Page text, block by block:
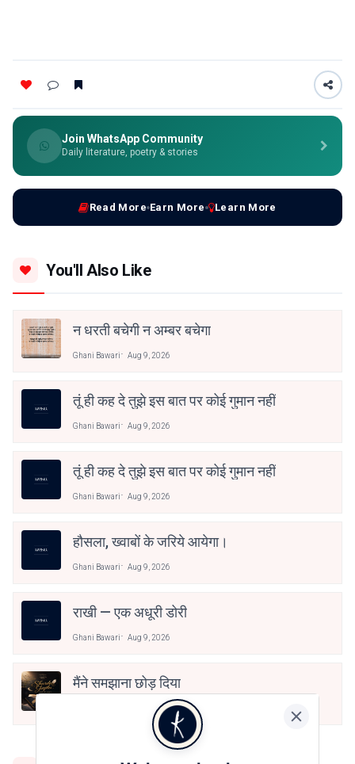
Join WhatsApp Community
Daily literature, poetry & stories
Read More Earn More Learn More
You'll Also Like
न धरती बचेगी न अम्बर बचेगा
Ghani Bawari Aug 9, 2026
तूं ही कह दे तुझे इस बात पर कोई गुमान नहीं
Ghani Bawari Aug 9, 2026
तूं ही कह दे तुझे इस बात पर कोई गुमान नहीं
Ghani Bawari Aug 9, 2026
हौसला, ख्वाबों के जरिये आयेगा।
Ghani Bawari Aug 9, 2026
राखी — एक अधूरी डोरी
Ghani Bawari Aug 9, 2026
मैंने समझाना छोड़ दिया
Aug 9, 2026